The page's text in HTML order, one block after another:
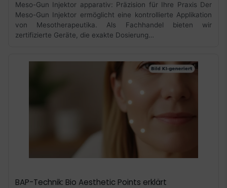
Meso-Gun Injektor apparativ: Präzision für Ihre Praxis Der
Meso-Gun Injektor ermöglicht eine kontrollierte Applikation
von Mesotherapeutika. Als Fachhandel bieten wir
zertifizierte Geräte, die exakte Dosierung…
BAP-Technik: Bio Aesthetic Points erklärt